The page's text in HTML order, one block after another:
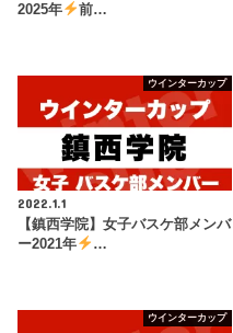
2025年
前…
ウインターカップ
2022.1.1
【鎮西学院】女子バスケ部メンバ
ー2021年
…
ウインターカップ